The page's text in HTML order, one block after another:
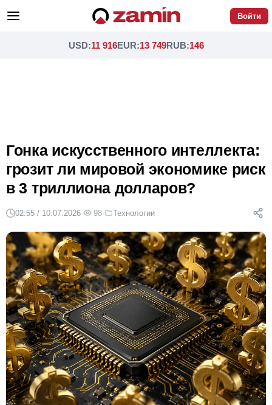
Войти
USD:11 916EUR:13 749RUB:146
Гонка искусственного интеллекта:
грозит ли мировой экономике риск
в 3 триллиона долларов?
02:55 / 10.07.2026· 98· Технологии